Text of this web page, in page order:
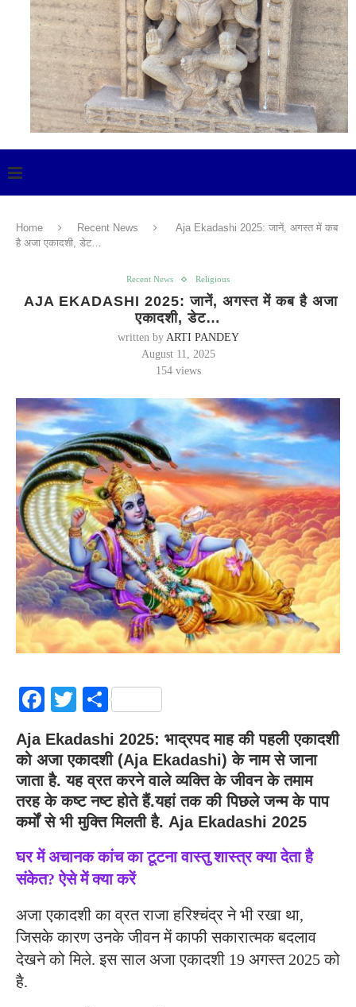
Home Recent News
Aja Ekadashi 2025: जानें, अगस्त में कब
है अजा एकादशी, डेट…
Recent News Religious
AJA EKADASHI 2025: जानें, अगस्त में कब है अजा
एकादशी, डेट…
written by ARTI PANDEY
August 11, 2025
154views
Facebook
Twitter
Share
Aja Ekadashi 2025: भाद्रपद माह की पहली एकादशी
को अजा एकादशी (Aja Ekadashi) के नाम से जाना
जाता है. यह व्रत करने वाले व्यक्ति के जीवन के तमाम
तरह के कष्ट नष्ट होते हैं.यहां तक की पिछले जन्म के पाप
कर्मों से भी मुक्ति मिलती है. Aja Ekadashi 2025
घर में अचानक कांच का टूटना वास्तु शास्त्र क्या देता है
संकेत? ऐसे में क्या करें
अजा एकादशी का व्रत राजा हरिश्चंद्र ने भी रखा था,
जिसके कारण उनके जीवन में काफी सकारात्मक बदलाव
देखने को मिले. इस साल अजा एकादशी 19 अगस्त 2025 को
है.